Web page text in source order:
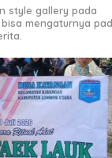
style gallery pada
mengaturnya